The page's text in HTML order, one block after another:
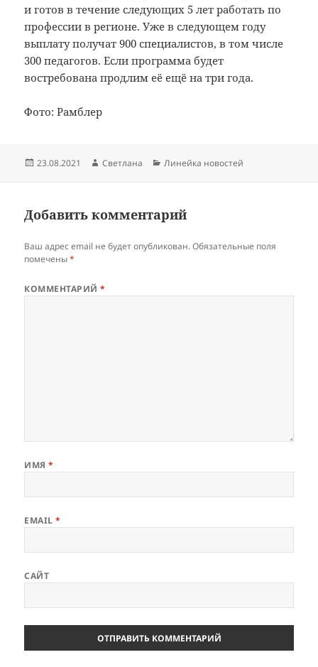
и готов в течение следующих 5 лет работать по
профессии в регионе. Уже в следующем году
выплату получат 900 специалистов, в том числе
300 педагогов. Если программа будет
востребована продлим её ещё на три года.
Фото: Рамблер
Опубликовано
23.08.2021 Автор
Светлана Рубрики
Линейка новостей
Добавить комментарий
Ваш адрес email не будет опубликован. Обязательные поля
помечены*
КОММЕНТАРИЙ*
ИМЯ*
EMAIL*
САЙТ